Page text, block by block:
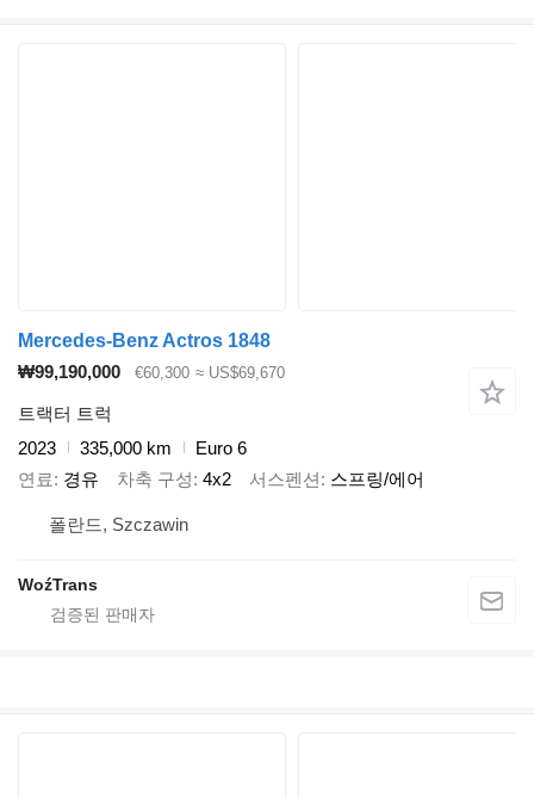
Mercedes-Benz Actros 1848
₩99,190,000
€60,300 ≈ US$69,670
트랙터 트럭
2023
335,000 km
Euro 6
연료
경유 차축 구성 4x2 서스펜션 스프링/에어
폴란드, Szczawin
WoźTrans